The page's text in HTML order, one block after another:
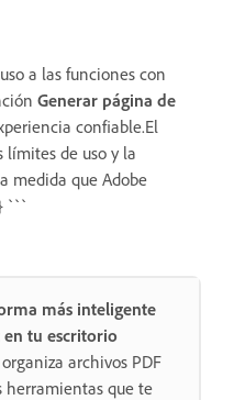
a las funciones con
Generar página de
confiable.El
límites de uso y la
medida que Adobe
```
más inteligente
tu escritorio
archivos PDF
herramientas que te